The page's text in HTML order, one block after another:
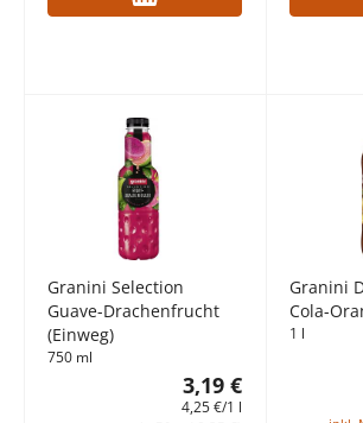
Granini Selection
Guave-Drachenfrucht
(Einweg)
750 ml
3,19 €
4,25 €/1 l
Granini
Cola-
1 l